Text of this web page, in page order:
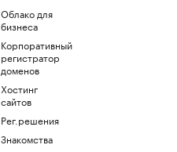
Облако для
бизнеса
Корпоративный
регистратор
доменов
Хостинг
сайтов
Рег.решения
Знакомства